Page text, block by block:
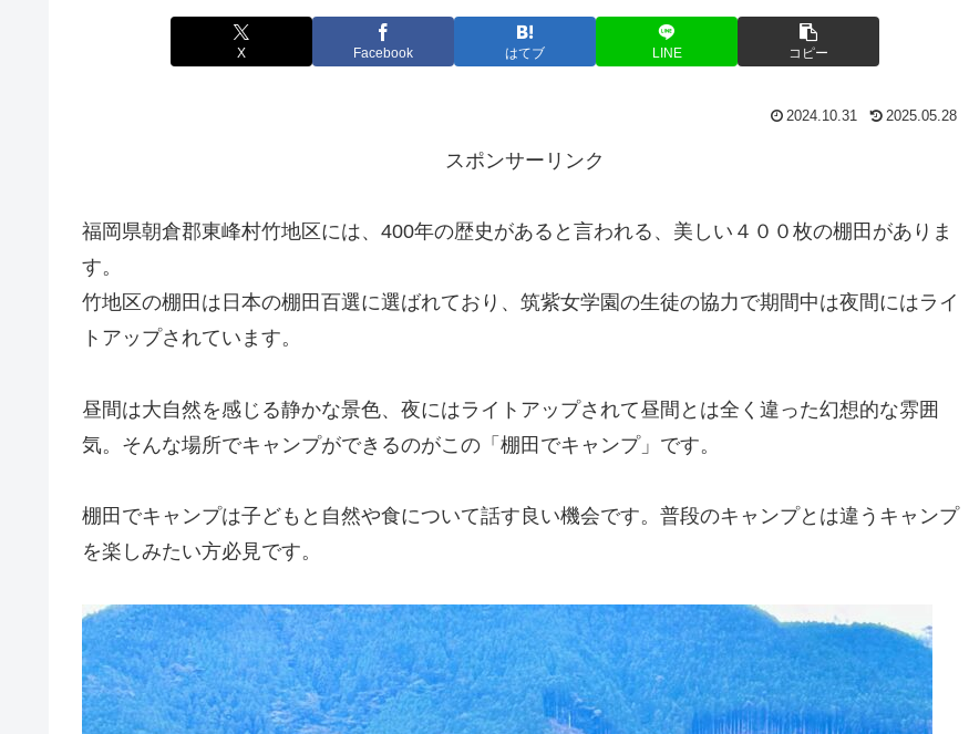
X Facebook はてブ LINE コピー
2024.10.31 2025.05.28
スポンサーリンク
福岡県朝倉郡東峰村竹地区には、400年の歴史があると言われる、美しい４００枚の棚田がありま
す。
竹地区の棚田は日本の棚田百選に選ばれており、筑紫女学園の生徒の協力で期間中は夜間にはライ
トアップされています。
昼間は大自然を感じる静かな景色、夜にはライトアップされて昼間とは全く違った幻想的な雰囲
気。そんな場所でキャンプができるのがこの「棚田でキャンプ」です。
棚田でキャンプは子どもと自然や食について話す良い機会です。普段のキャンプとは違うキャンプ
を楽しみたい方必見です。